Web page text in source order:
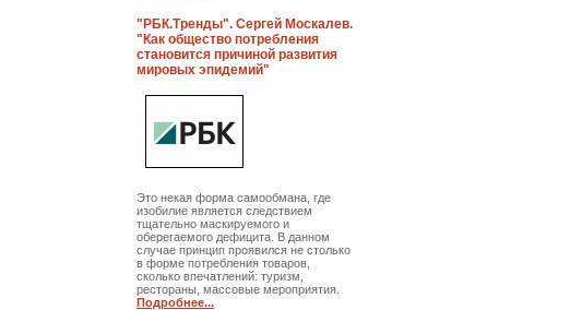
"РБК.Тренды". Сергей Москалев.
"Как общество потребления
становится причиной развития
мировых эпидемий"
Это некая форма самообмана, где
изобилие является следствием
тщательно маскируемого и
оберегаемого дефицита. В данном
случае принцип проявился не столько
в форме потребления товаров,
сколько впечатлений: туризм,
рестораны, массовые мероприятия.
Подробнее...